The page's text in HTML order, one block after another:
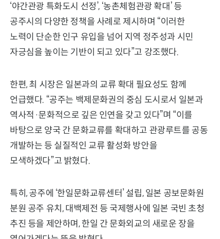
‘야간관광 특화도시 선정’, ‘농촌체험관광 확대’ 등
공주시의 다양한 정책을 사례로 제시하며 “이러한
노력이 단순한 인구 유입을 넘어 지역 정주성과 시민
자긍심을 높이는 기반이 되고 있다”고 강조했다.
한편, 최 시장은 일본과의 교류 확대 필요성도 함께
언급했다. “공주는 백제문화권의 중심 도시로서 일본과
역사적·문화적으로 깊은 인연을 갖고 있다”며 “이를
바탕으로 양국 간 문화교류를 확대하고 관광루트를 공동
개발하는 등 실질적인 교류 활성화 방안을
모색하겠다”고 밝혔다.
특히, 공주에 ‘한일문화교류센터’ 설립, 일본 공보문화원
분원 공주 유치, 대백제전 등 국제행사에 일본 국빈 초청
추진 등을 제안하며, 한일 간 문화외교의 새로운 장을